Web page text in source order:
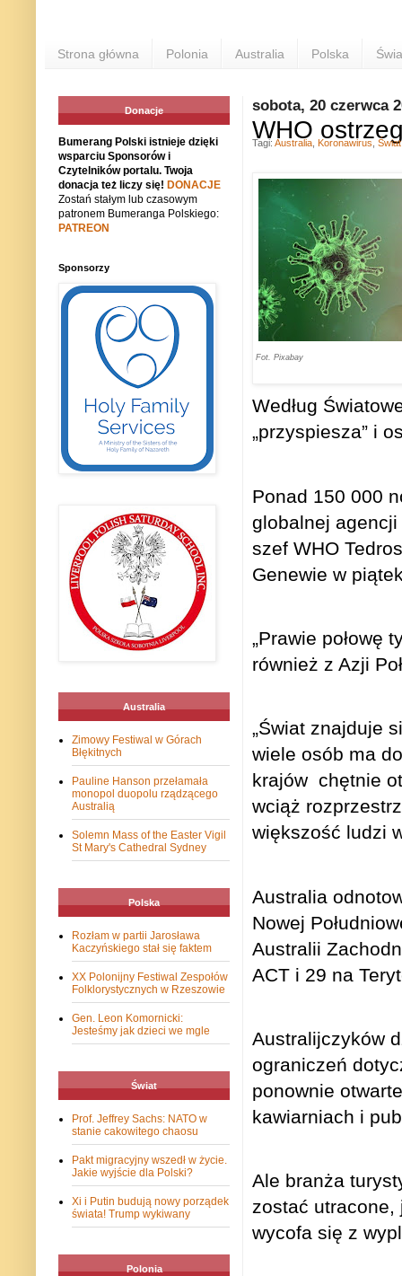
Strona główna Polonia Australia Polska
sobota, 20 czerwca
WHO
Fot. Pixabay
Według
„przyspiesza” i
Ponad 150 000
globalnej agencji
szef WHO
Genewie w
„Prawie połowę
również z Azji
„Świat znajduje
wiele osób ma
krajów chętnie
wciąż
większość ludzi
Australia
Nowej
Australii
ACT i 29 na
Australijczyków
ograniczeń
ponownie
kawiarniach i
Ale branża
zostać
wycofa się z
Tagi: Australia Koronawirus Świat
Donacje
Bumerang Polski istnieje dzięki
wsparciu Sponsorów i
Czytelników portalu. Twoja
donacja też liczy się! DONACJE
Zostań stałym lub czasowym
patronem Bumeranga Polskiego:
PATREON
Sponsorzy
Australia
Zimowy Festiwal w Górach
Błękitnych
Pauline Hanson przełamała
monopol duopolu rządzącego
Australią
Solemn Mass of the Easter Vigil
St Mary's Cathedral Sydney
Polska
Rozłam w partii Jarosława
Kaczyńskiego stał się faktem
XX Polonijny Festiwal Zespołów
Folklorystycznych w Rzeszowie
Gen. Leon Komornicki:
Jesteśmy jak dzieci we mgle
Świat
Prof. Jeffrey Sachs: NATO w
stanie cakowitego chaosu
Pakt migracyjny wszedł w życie.
Jakie wyjście dla Polski?
Xi i Putin budują nowy porządek
świata! Trump wykiwany
Polonia